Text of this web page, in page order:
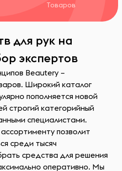
Товаров
для рук на
экспертов
Beautery –
Широкий каталог
пополняется новой
строгий категорийный
специалистами.
позволит
среди тысяч
средства для решения
оперативно. Мы